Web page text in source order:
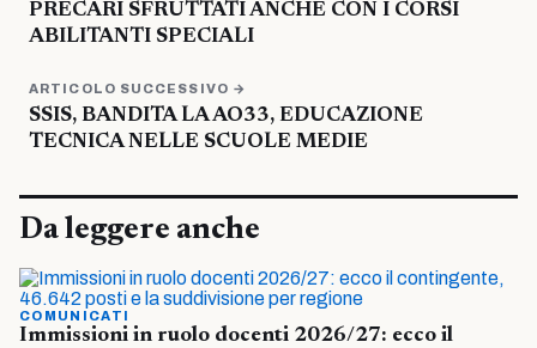
PRECARI SFRUTTATI ANCHE CON I CORSI
ABILITANTI SPECIALI
ARTICOLO SUCCESSIVO →
SSIS, BANDITA LA AO33, EDUCAZIONE
TECNICA NELLE SCUOLE MEDIE
Da leggere anche
COMUNICATI
Immissioni in ruolo docenti 2026/27: ecco il